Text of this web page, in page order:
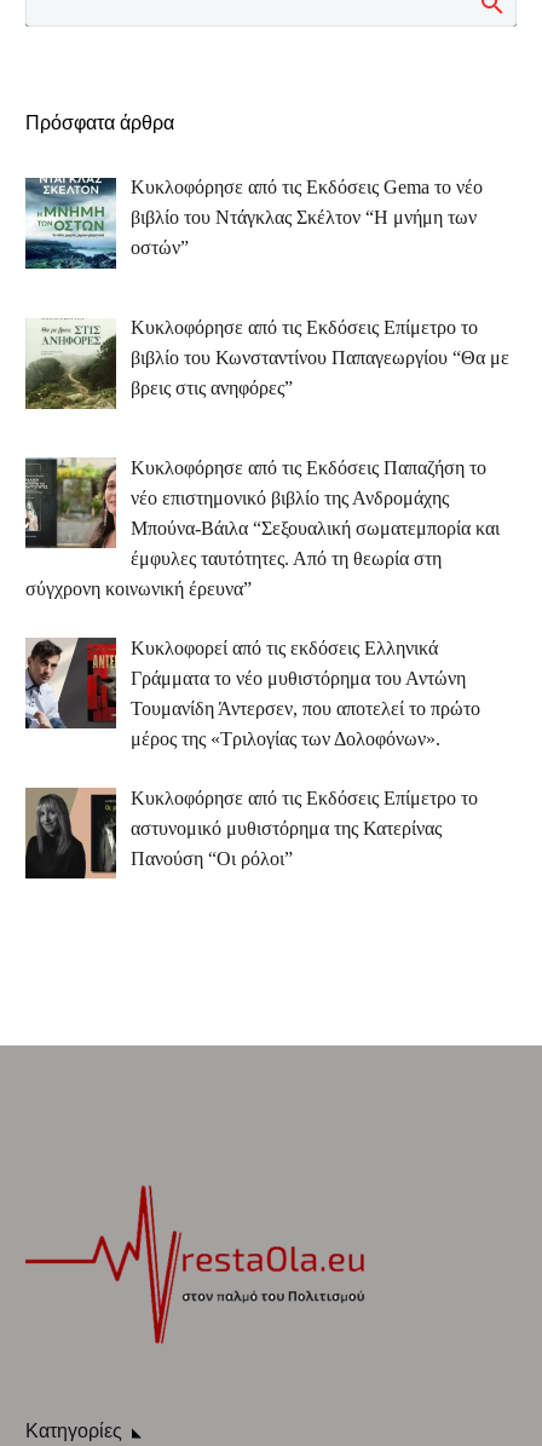
Πρόσφατα άρθρα
Κυκλοφόρησε από τις Εκδόσεις Gema το νέο
βιβλίο του Ντάγκλας Σκέλτον “Η μνήμη των
οστών”
Κυκλοφόρησε από τις Εκδόσεις Επίμετρο το
βιβλίο του Κωνσταντίνου Παπαγεωργίου “Θα με
βρεις στις ανηφόρες”
Κυκλοφόρησε από τις Εκδόσεις Παπαζήση το
νέο επιστημονικό βιβλίο της Ανδρομάχης
Μπούνα-Βάιλα “Σεξουαλική σωματεμπορία και
έμφυλες ταυτότητες. Από τη θεωρία στη
σύγχρονη κοινωνική έρευνα”
Κυκλοφορεί από τις εκδόσεις Ελληνικά
Γράμματα το νέο μυθιστόρημα του Αντώνη
Τουμανίδη Άντερσεν, που αποτελεί το πρώτο
μέρος της «Τριλογίας των Δολοφόνων».
Κυκλοφόρησε από τις Εκδόσεις Επίμετρο το
αστυνομικό μυθιστόρημα της Κατερίνας
Πανούση “Οι ρόλοι”
Κατηγορίες